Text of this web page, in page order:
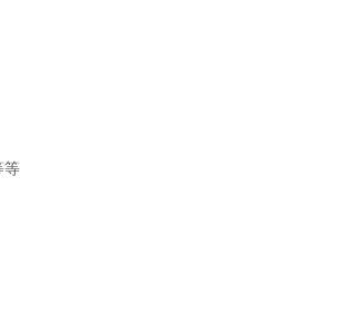
等